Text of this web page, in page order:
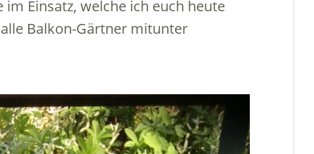
im Einsatz, welche ich euch heute
Balkon-Gärtner mitunter